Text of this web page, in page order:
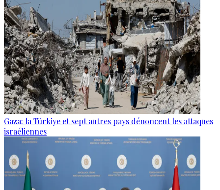
Gaza: la Türkiye et sept autres pays dénoncent les attaques
israéliennes